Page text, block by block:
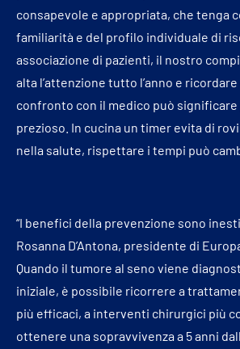
consapevole e appropriata, che tenga
familiarità e del profilo individuale di
associazione di pazienti, il nostro
alta l’attenzione tutto l’anno e
confronto con il medico può
prezioso. In cucina un timer evita di
nella salute, rispettare i tempi può
“I benefici della prevenzione sono
Rosanna D’Antona, presidente di
Quando il tumore al seno viene
iniziale, è possibile ricorrere a
più efficaci, a interventi chirurgici più
ottenere una sopravvivenza a 5 anni